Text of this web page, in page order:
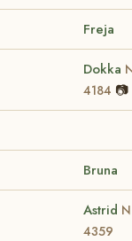
Freja
Dokka
4184 📷
Bruna
Astrid N
4359